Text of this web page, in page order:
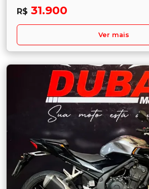
R$ 31.900
Ver mais